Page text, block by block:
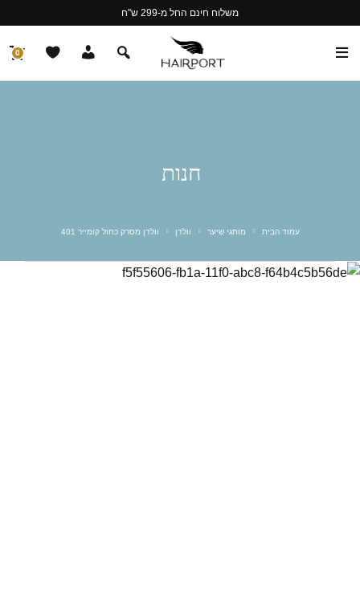
משלוח חינם החל מ-299 ש"ח
0
חנות
עמוד הבית מותגי שיער וולדן וולדן מסרק כחול קומייר 401